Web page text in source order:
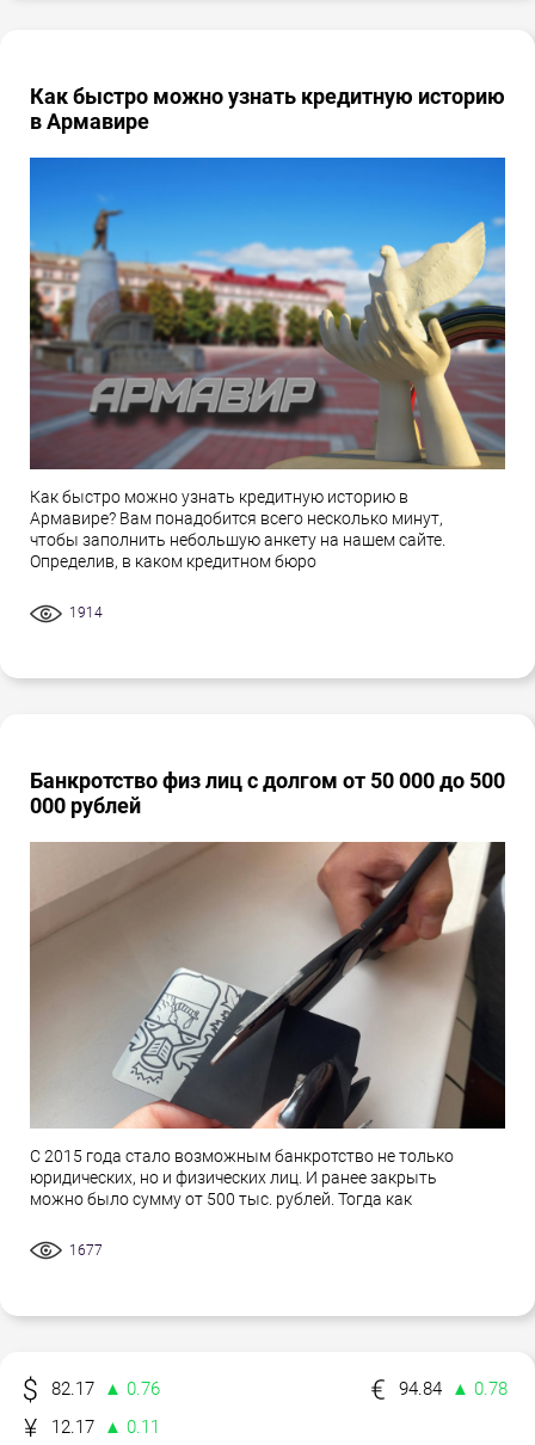
Как быстро можно узнать кредитную историю
в Армавире
Как быстро можно узнать кредитную историю в
Армавире? Вам понадобится всего несколько минут,
чтобы заполнить небольшую анкету на нашем сайте.
Определив, в каком кредитном бюро
1914
Банкротство физ лиц с долгом от 50 000 до 500
000 рублей
С 2015 года стало возможным банкротство не только
юридических, но и физических лиц. И ранее закрыть
можно было сумму от 500 тыс. рублей. Тогда как
1677
82.17 ▲ 0.76 94.84
▲ 0.78
12.17
▲ 0.11